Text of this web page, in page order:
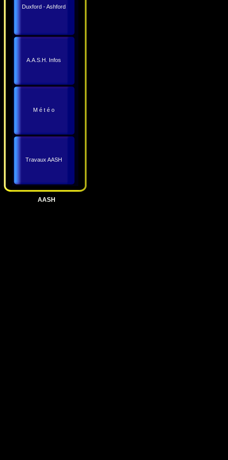
Duxford - Ashford
A.A.S.H. Infos
M é t é o
Travaux AASH
AASH